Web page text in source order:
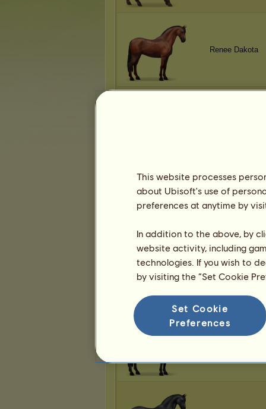
Renee Dakota
Renee Dakota
This website processes
about Ubisoft's use of
preferences at anytime by
In addition to the above, by
website activity, including
technologies. If you wish to
by visiting the “Set Cookie
Set Cookie
Preferences